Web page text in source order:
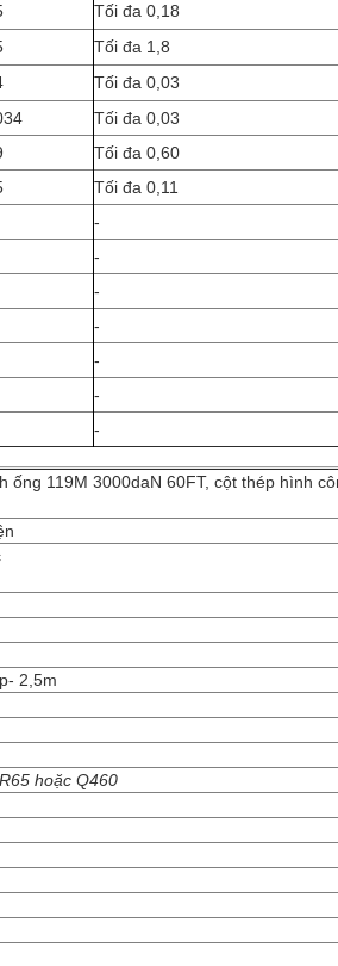
Tối đa 0,18
Tối đa 1,8
Tối đa 0,03
Tối đa 0,03
Tối đa 0,60
Tối đa 0,11
-
-
-
-
-
-
-
ống 119M 3000daN 60FT, cột thép hình
2,5m
hoặc Q460